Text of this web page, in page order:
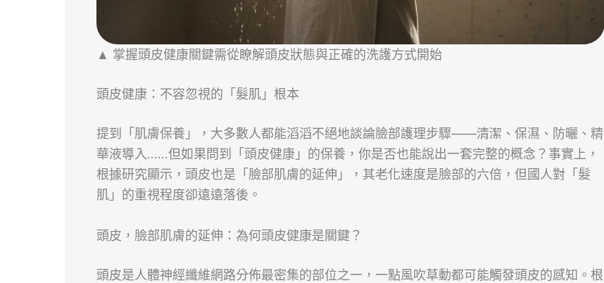
▲ 掌握頭皮健康關鍵需從瞭解頭皮狀態與正確的洗護方式開始
頭皮健康：不容忽視的「髮肌」根本
提到「肌膚保養」，大多數人都能滔滔不絕地談論臉部護理步驟——清潔、保濕、防曬、精
華液導入……但如果問到「頭皮健康」的保養，你是否也能說出一套完整的概念？事實上，
根據研究顯示，頭皮也是「臉部肌膚的延伸」，其老化速度是臉部的六倍，但國人對「髮
肌」的重視程度卻遠遠落後。
頭皮，臉部肌膚的延伸：為何頭皮健康是關鍵？
頭皮是人體神經纖維網路分佈最密集的部位之一，一點風吹草動都可能觸發頭皮的感知。根